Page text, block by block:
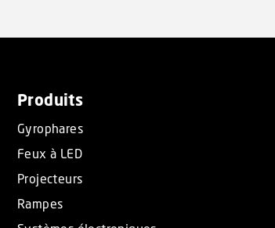
Produits
Gyrophares
Feux à LED
Projecteurs
Rampes